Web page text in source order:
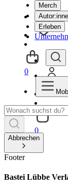
Merch
Erleben
0
0
Abbrechen
Footer
Bastei Lübbe